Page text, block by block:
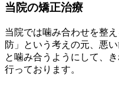
当院の矯正治療
当院では噛み合わせを整
防」という考えの元、悪
と噛み合うようにして、
行っております。